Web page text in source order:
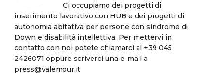
Ci occupiamo dei progetti di
inserimento lavorativo con HUB e dei progetti di
autonomia abitativa per persone con sindrome di
Down e disabilità intellettiva. Per mettervi in
contatto con noi potete chiamarci al +39 045
2426071 oppure scriverci una e-mail a
press@valemour.it